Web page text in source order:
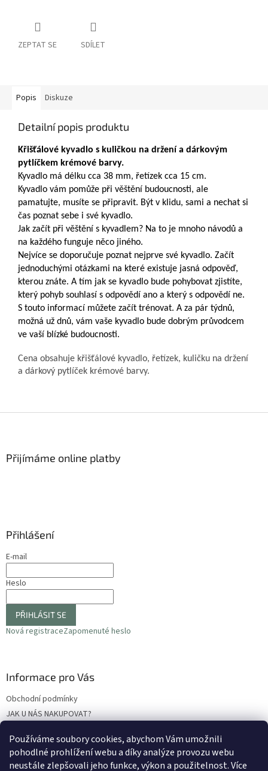
Používáme soubory cookies, abychom Vám umožnili
pohodlné prohlížení webu a díky analýze provozu webu
neustále zlepšovali jeho funkce, výkon a použitelnost. Více
ZEPTAT SE SDÍLET
Popis Diskuze
Detailní popis produktu
Křišťálové kyvadlo s kuličkou na držení a dárkovým
pytlíčkem krémové barvy.
Kyvadlo má délku cca 38 mm, řetízek cca 15 cm.
Kyvadlo vám pomůže při věštění budoucnosti, ale
pamatujte, musíte se připravit. Být v klidu, sami a nechat si
čas poznat sebe i své kyvadlo.
Jak začít při věštění s kyvadlem? Na to je mnoho návodů a
na každého funguje něco jiného.
Nejvíce se doporučuje poznat nejprve své kyvadlo. Začít
jednoduchými otázkami na které existuje jasná odpověď,
kterou znáte. A tím jak se kyvadlo bude pohybovat zjistíte,
který pohyb souhlasí s odpovědí ano a který s odpovědí ne.
S touto informací můžete začít trénovat. A za pár týdnů,
možná už dnů, vám vaše kyvadlo bude dobrým průvodcem
ve vaší blízké budoucnosti.
Cena obsahuje křišťálové kyvadlo, řetízek, kuličku na držení
a dárkový pytlíček krémové barvy.
Přijímáme online platby
Přihlášení
E-mail
Heslo
PŘIHLÁSIT SE
Nová registraceZapomenuté heslo
Informace pro Vás
Obchodní podmínky
JAK U NÁS NAKUPOVAT?
Odstoupení od smlouvy
Reklamační protokol